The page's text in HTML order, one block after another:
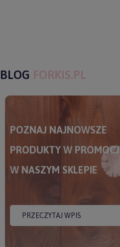
BLOG FORKIS.PL
POZNAJ NAJNOWSZE
PRODUKTY W
W NASZYM SKLEPIE
PRZECZYTAJ WPIS